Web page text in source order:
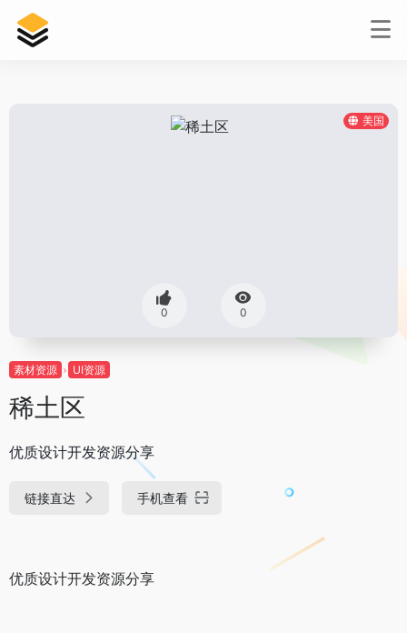
美国
0 0
素材资源 UI资源
稀土区
优质设计开发资源分享
链接直达 手机查看
优质设计开发资源分享